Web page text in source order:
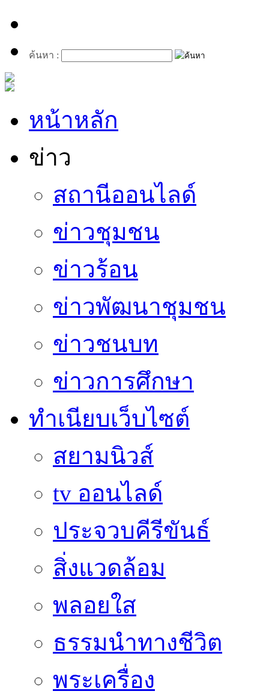
ค้นหา :
หน้าหลัก
ข่าว
สถานีออนไลด์
ข่าวชุมชน
ข่าวร้อน
ข่าวพัฒนาชุมชน
ข่าวชนบท
ข่าวการศึกษา
ทำเนียบเว็บไซต์
สยามนิวส์
tv ออนไลด์
ประจวบคีรีขันธ์
สิ่งแวดล้อม
พลอยใส
ธรรมนำทางชีวิต
พระเครื่อง